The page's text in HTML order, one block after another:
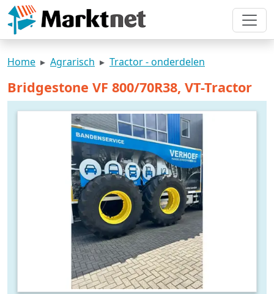
Home Agrarisch Tractor - onderdelen
Bridgestone VF 800/70R38, VT-Tractor